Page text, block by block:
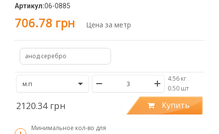
Артикул:06-0885
706.78 грн Цена за метр
анод.серебро
4.56 кг
/0.50 шт
2120.34 грн Купить
Минимальное кол-во для